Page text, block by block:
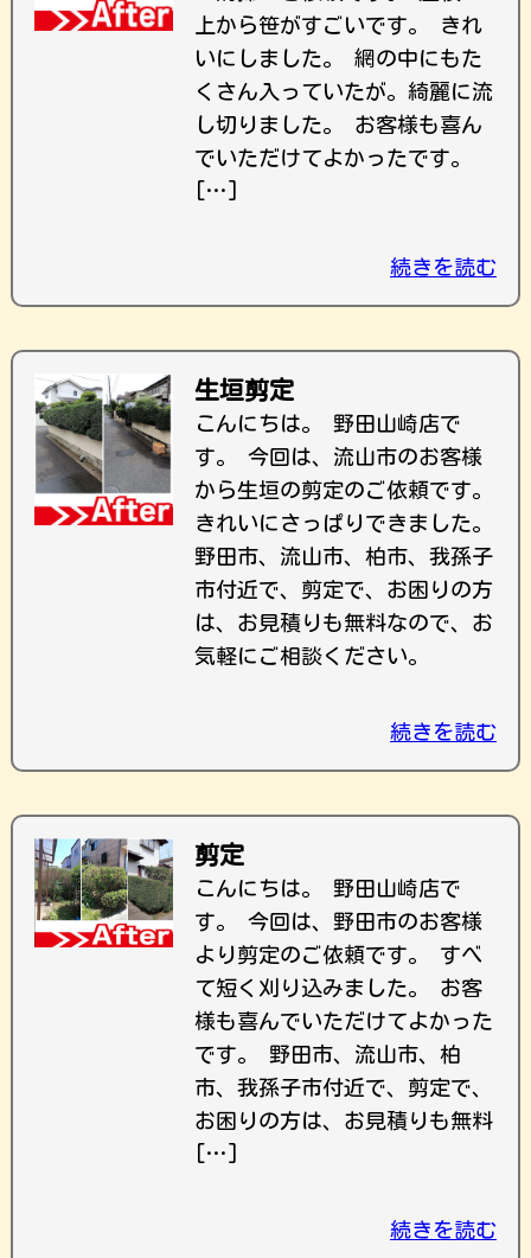
上から笹がすごいです。 きれ
いにしました。 網の中にもた
くさん入っていたが。綺麗に流
し切りました。 お客様も喜ん
でいただけてよかったです。
[…]
続きを読む
生垣剪定
こんにちは。 野田山崎店で
す。 今回は、流山市のお客様
から生垣の剪定のご依頼です。
きれいにさっぱりできました。
野田市、流山市、柏市、我孫子
市付近で、剪定で、お困りの方
は、お見積りも無料なので、お
気軽にご相談ください。
続きを読む
剪定
こんにちは。 野田山崎店で
す。 今回は、野田市のお客様
より剪定のご依頼です。 すべ
て短く刈り込みました。 お客
様も喜んでいただけてよかった
です。 野田市、流山市、柏
市、我孫子市付近で、剪定で、
お困りの方は、お見積りも無料
[…]
続きを読む